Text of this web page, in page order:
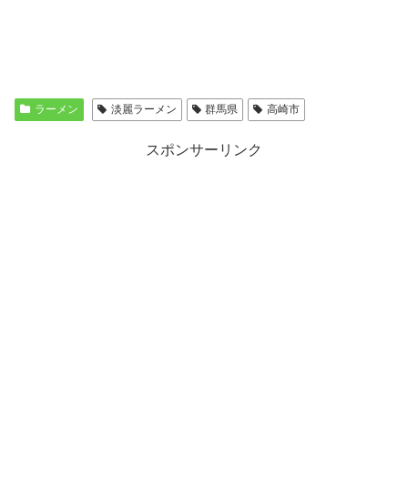
ラーメン 淡麗ラーメン 群馬県 高崎市
スポンサーリンク